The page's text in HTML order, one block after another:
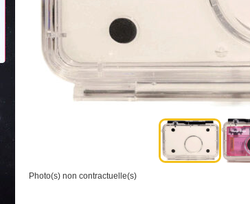
Photo(s) non contractuelle(s)